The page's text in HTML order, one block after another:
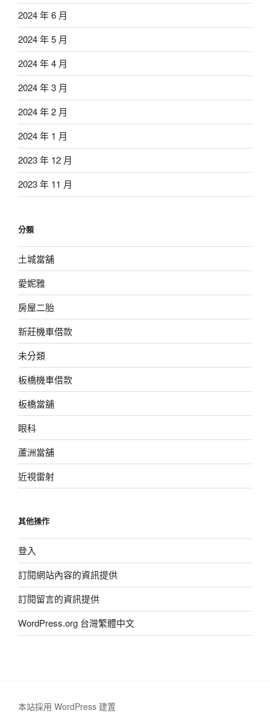
2024 年 6 月
2024 年 5 月
2024 年 4 月
2024 年 3 月
2024 年 2 月
2024 年 1 月
2023 年 12 月
2023 年 11 月
分類
土城當舖
愛妮雅
房屋二胎
新莊機車借款
未分類
板橋機車借款
板橋當舖
眼科
蘆洲當舖
近視雷射
其他操作
登入
訂閱網站內容的資訊提供
訂閱留言的資訊提供
WordPress.org 台灣繁體中文
本站採用 WordPress 建置